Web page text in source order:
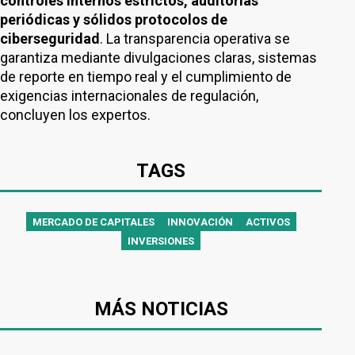
periódicas y sólidos protocolos de
ciberseguridad . La transparencia operativa se
garantiza mediante divulgaciones claras, sistemas
de reporte en tiempo real y el cumplimiento de
exigencias internacionales de regulación,
concluyen los expertos.
TAGS
MERCADO DE CAPITALES INNOVACIÓN
ACTIVOS
INVERSIONES
MÁS NOTICIAS